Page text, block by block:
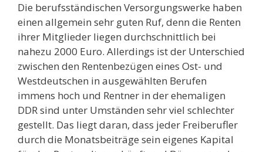
Die berufsständischen Versorgungswerke haben
einen allgemein sehr guten Ruf, denn die Renten
ihrer Mitglieder liegen durchschnittlich bei
nahezu 2000 Euro. Allerdings ist der Unterschied
zwischen den Rentenbezügen eines Ost- und
Westdeutschen in ausgewählten Berufen
immens hoch und Rentner in der ehemaligen
DDR sind unter Umständen sehr viel schlechter
gestellt. Das liegt daran, dass jeder Freiberufler
durch die Monatsbeiträge sein eigenes Kapital